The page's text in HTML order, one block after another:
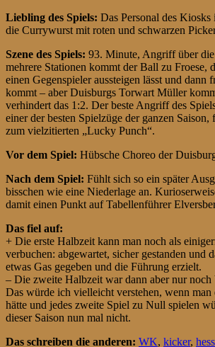
Liebling des Spiels: Das Personal des Kiosks
die Currywurst mit roten und schwarzen
Szene des Spiels: 93. Minute, Angriff über
mehrere Stationen kommt der Ball zu Froese,
einen Gegenspieler aussteigen lässt und dann
kommt – aber Duisburgs Torwart Müller
verhindert das 1:2. Der beste Angriff des
einer der besten Spielzüge der ganzen
zum vielzitierten „Lucky Punch“.
Vor dem Spiel: Hübsche Choreo der
Nach dem Spiel: Fühlt sich so ein später
bisschen wie eine Niederlage an.
damit einen Punkt auf Tabellenführer
Das fiel auf:
+ Die erste Halbzeit kann man noch als
verbuchen: abgewartet, sicher gestanden und
etwas Gas gegeben und die Führung erzielt.
– Die zweite Halbzeit war dann aber nur noch
Das würde ich vielleicht verstehen, wenn
hätte und jedes zweite Spiel zu Null spielen
dieser Saison nun mal nicht.
Das schreiben die anderen: WK, kicker,